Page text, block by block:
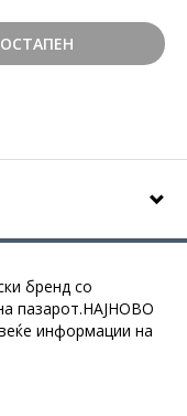
бренд со
пазарот.НАЈНОВО
информации на